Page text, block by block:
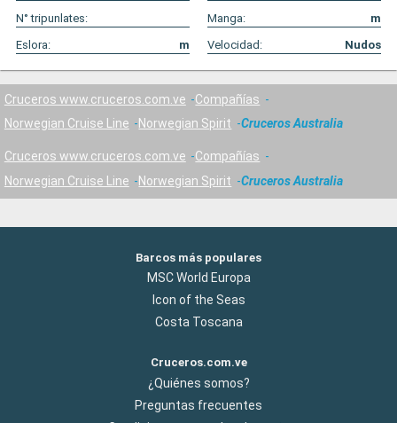
N° tripunlates:
Manga:
m
Eslora:
m Velocidad: Nudos
Cruceros www.cruceros.com.ve
Compañías
Norwegian Cruise Line
Norwegian Spirit Cruceros Australia
Cruceros www.cruceros.com.ve
Compañías
Norwegian Cruise Line
Norwegian Spirit Cruceros Australia
Barcos más populares
MSC World Europa
Icon of the Seas
Costa Toscana
Cruceros.com.ve
¿Quiénes somos?
Preguntas frecuentes